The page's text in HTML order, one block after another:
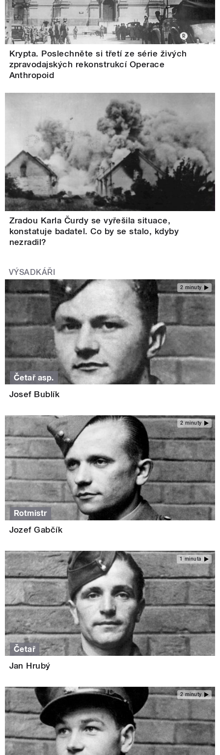
Krypta. Poslechněte si třetí ze série živých
zpravodajských rekonstrukcí Operace
Anthropoid
Zradou Karla Čurdy se vyřešila situace,
konstatuje badatel. Co by se stalo, kdyby
nezradil?
VÝSADKÁŘI
2 minuty
Četař asp.
Josef Bublík
2 minuty
Rotmistr
Jozef Gabčík
1 minuta
Četař
Jan Hrubý
2 minuty